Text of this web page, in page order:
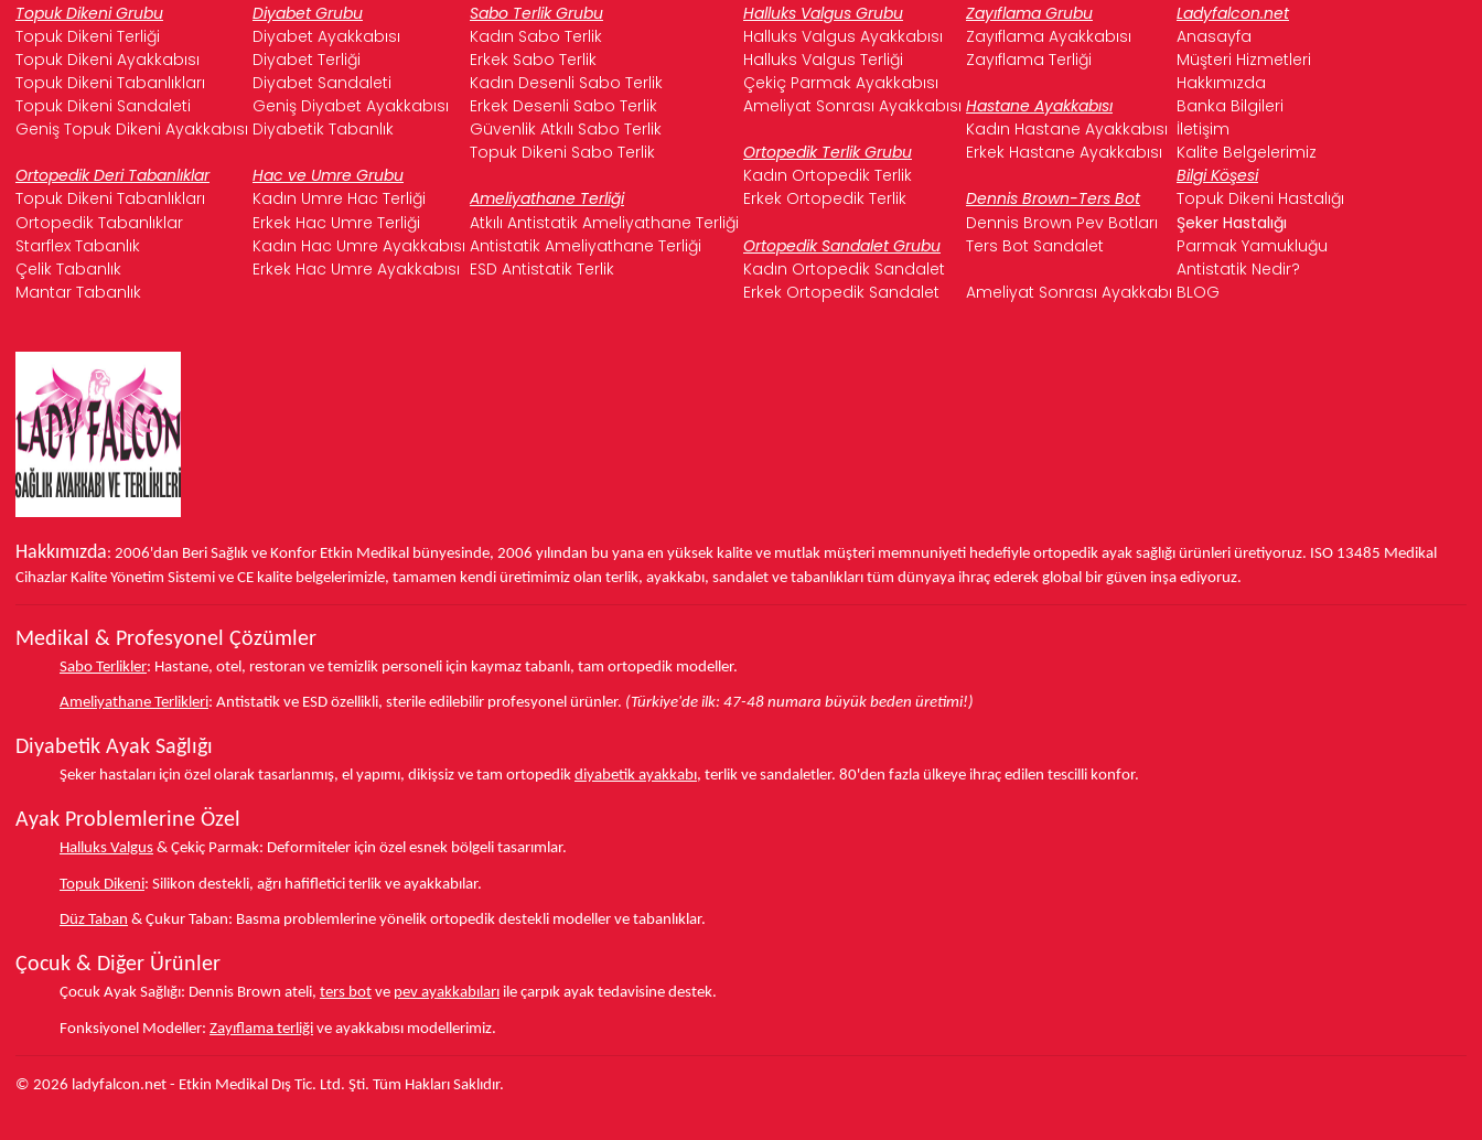
Topuk Dikeni Grubu Diyabet Grubu Sabo Terlik Grubu Halluks Valgus Grubu Zayıflama Grubu
Ladyfalcon.net
Topuk Dikeni Terliği
Diyabet Ayakkabısı Kadın Sabo Terlik Halluks Valgus Ayakkabısı Zayıflama Ayakkabısı
Anasayfa
Topuk Dikeni Ayakkabısı
Diyabet Terliği Erkek Sabo Terlik Halluks Valgus Terliği Zayıflama Terliği
Müşteri Hizmetleri
Topuk Dikeni Tabanlıkları
Diyabet Sandaleti Kadın Desenli Sabo Terlik Çekiç Parmak Ayakkabısı
Hakkımızda
Topuk Dikeni Sandaleti
Geniş Diyabet Ayakkabısı Erkek Desenli Sabo Terlik Ameliyat Sonrası Ayakkabısı Hastane Ayakkabısı
Banka Bilgileri
Geniş Topuk Dikeni Ayakkabısı Diyabetik Tabanlık Güvenlik Atkılı Sabo Terlik Kadın Hastane Ayakkabısı İletişim
Topuk Dikeni Sabo Terlik
Ortopedik Terlik Grubu Erkek Hastane Ayakkabısı
Kalite Belgelerimiz
Ortopedik Deri Tabanlıklar
Hac ve Umre Grubu Kadın Ortopedik Terlik
Bilgi Köşesi
Topuk Dikeni Tabanlıkları
Kadın Umre Hac Terliği Ameliyathane Terliği Erkek Ortopedik Terlik Dennis Brown-Ters Bot
Topuk Dikeni Hastalığı
Ortopedik Tabanlıklar
Erkek Hac Umre Terliği Atkılı Antistatik Ameliyathane Terliği Dennis Brown Pev Botları
Şeker Hastalığı
Starflex Tabanlık
Kadın Hac Umre Ayakkabısı Antistatik Ameliyathane Terliği Ortopedik Sandalet Grubu Ters Bot Sandalet
Parmak Yamukluğu
Çelik Tabanlık
Erkek Hac Umre Ayakkabısı ESD Antistatik Terlik Kadın Ortopedik Sandalet
Antistatik Nedir?
Mantar Tabanlık
Erkek Ortopedik Sandalet Ameliyat Sonrası Ayakkabı BLOG
Hakkımızda: 2006'dan Beri Sağlık ve Konfor Etkin Medikal bünyesinde, 2006 yılından bu yana en yüksek kalite ve mutlak müşteri memnuniyeti hedefiyle ortopedik ayak sağlığı ürünleri üretiyoruz. ISO 13485 Medikal
Cihazlar Kalite Yönetim Sistemi ve CE kalite belgelerimizle, tamamen kendi üretimimiz olan terlik, ayakkabı, sandalet ve tabanlıkları tüm dünyaya ihraç ederek global bir güven inşa ediyoruz.
Medikal & Profesyonel Çözümler
Sabo Terlikler: Hastane, otel, restoran ve temizlik personeli için kaymaz tabanlı, tam ortopedik modeller.
Ameliyathane Terlikleri: Antistatik ve ESD özellikli, sterile edilebilir profesyonel ürünler. (Türkiye'de ilk: 47-48 numara büyük beden üretimi!)
Diyabetik Ayak Sağlığı
Şeker hastaları için özel olarak tasarlanmış, el yapımı, dikişsiz ve tam ortopedik diyabetik ayakkabı, terlik ve sandaletler. 80'den fazla ülkeye ihraç edilen tescilli konfor.
Ayak Problemlerine Özel
Halluks Valgus & Çekiç Parmak: Deformiteler için özel esnek bölgeli tasarımlar.
Topuk Dikeni: Silikon destekli, ağrı hafifletici terlik ve ayakkabılar.
Düz Taban & Çukur Taban: Basma problemlerine yönelik ortopedik destekli modeller ve tabanlıklar.
Çocuk & Diğer Ürünler
Çocuk Ayak Sağlığı: Dennis Brown ateli, ters bot ve pev ayakkabıları ile çarpık ayak tedavisine destek.
Fonksiyonel Modeller: Zayıflama terliği ve ayakkabısı modellerimiz.
© 2026 ladyfalcon.net - Etkin Medikal Dış Tic. Ltd. Şti. Tüm Hakları Saklıdır.